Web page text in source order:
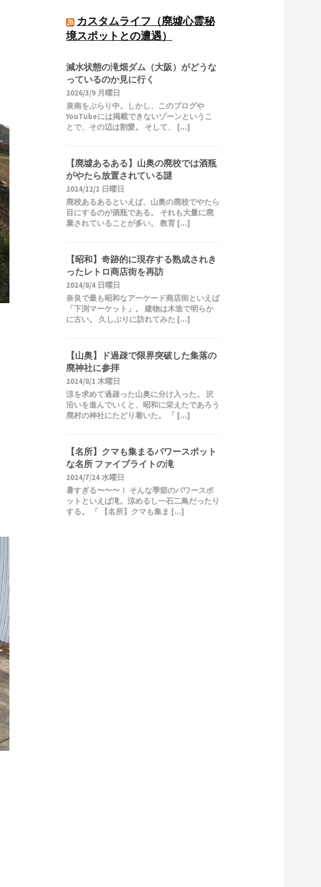
カスタムライフ（廃墟心霊秘
境スポットとの遭遇）
減水状態の滝畑ダム（大阪）がどうな
っているのか見に行く
2026/3/9 月曜日
泉南をぶらり中。しかし、このブログや
YouTubeには掲載できないゾーンというこ
とで、その辺は割愛。 そして、 […]
【廃墟あるある】山奥の廃校では酒瓶
がやたら放置されている謎
2024/12/1 日曜日
廃校あるあるといえば、山奥の廃校でやたら
目にするのが酒瓶である。 それも大量に廃
棄されていることが多い。 教育 […]
【昭和】奇跡的に現存する熟成されき
ったレトロ商店街を再訪
2024/8/4 日曜日
奈良で最も昭和なアーケード商店街といえば
「下渕マーケット」。 建物は木造で明らか
に古い。 久しぶりに訪れてみた […]
【山奥】ド過疎で限界突破した集落の
廃神社に参拝
2024/8/1 木曜日
涼を求めて過疎った山奥に分け入った。 沢
沿いを進んでいくと、昭和に栄えたであろう
廃村の神社にたどり着いた。 「 […]
【名所】クマも集まるパワースポット
な名所 ファイブライトの滝
2024/7/24 水曜日
暑すぎる〜〜〜！ そんな季節のパワースポ
ットといえば滝。涼めるし一石二鳥だったり
する。 「 【名所】クマも集ま […]